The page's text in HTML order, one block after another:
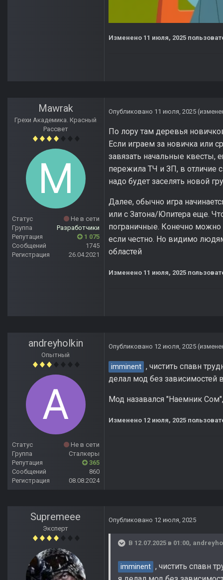
Изменено 11 июля, 2025
Mawrak
Грехи Академика. Красный
Рассвет
Статус
Не в сети
Группа
Разработчики
Репутация
1 075
Сообщений
1745
Регистрация
26.04.2021
Опубликовано 11 июля, 2025
По лору там деревья
Если играем за новичка или
завязать начальные квесты,
пережила ТЧ и ЗП, в отличие
надо будет заселять новой
Далее, обычно игра
или с Затона/Юпитера еще.
пограничные. Конечно
если честно. Но видимо
областей
Изменено 11 июля, 2025
andreyholkin
Опытный
Статус
Не в сети
Группа
Сталкеры
Репутация
365
Сообщений
860
Регистрация
08.08.2024
Опубликовано 12 июля, 2025
imminent , чистить спавн
делал мод без зависимостей
Мод назавался "Наемник
Изменено 12 июля, 2025
Supremeee
Эксперт
Опубликовано 12 июля, 2025
В 12.07.2025 в 01:00,
imminent , чистить спавн